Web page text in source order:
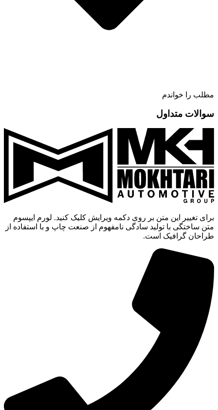
مطلب را خواندم
سوالات متداول
برای تغییر این متن بر روی دکمه ویرایش کلیک کنید. لورم ایپسوم
متن ساختگی با تولید سادگی نامفهوم از صنعت چاپ و با استفاده از
طراحان گرافیک است.